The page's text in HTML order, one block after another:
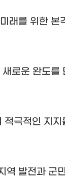
래를 위한 본
로운 완도를
적극적인 지
역 발전과 군